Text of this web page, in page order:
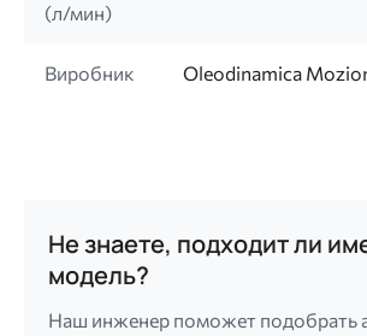
(л/мин)
Виробник Oleodinamica
Не знаете, подходит ли
модель?
Наш инженер поможет подобрать